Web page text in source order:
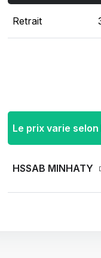
Retrait
Le prix varie
HSSAB MINHATY